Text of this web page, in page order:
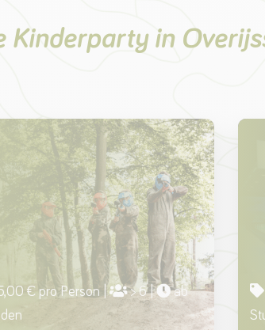
Kinderparty in
€ pro Person | > 6 |
ab